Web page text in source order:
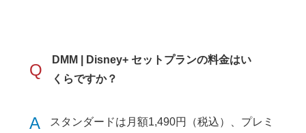
Q
DMM | Disney+ セットプランの料金はい
くらですか？
A
スタンダードは月額1,490円（税込）、プレミ